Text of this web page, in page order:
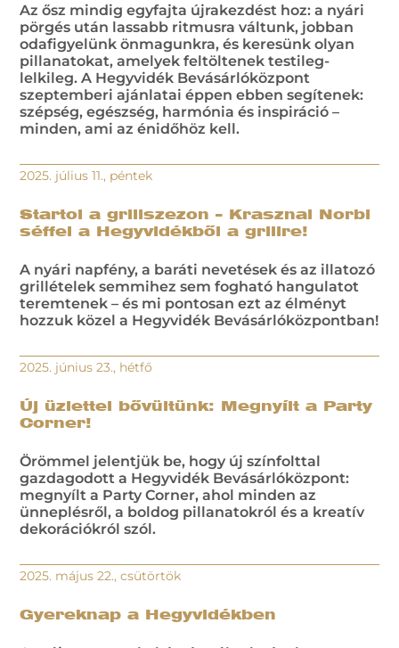
Az ősz mindig egyfajta újrakezdést hoz: a nyári
pörgés után lassabb ritmusra váltunk, jobban
odafigyelünk önmagunkra, és keresünk olyan
pillanatokat, amelyek feltöltenek testileg-
lelkileg. A Hegyvidék Bevásárlóközpont
szeptemberi ajánlatai éppen ebben segítenek:
szépség, egészség, harmónia és inspiráció –
minden, ami az énidőhöz kell.
2025. július 11., péntek
Startol a grillszezon – Krasznai Norbi
séffel a Hegyvidékből a grillre!
A nyári napfény, a baráti nevetések és az illatozó
grillételek semmihez sem fogható hangulatot
teremtenek – és mi pontosan ezt az élményt
hozzuk közel a Hegyvidék Bevásárlóközpontban!
2025. június 23., hétfő
Új üzlettel bővültünk: Megnyílt a Party
Corner!
Örömmel jelentjük be, hogy új színfolttal
gazdagodott a Hegyvidék Bevásárlóközpont:
megnyílt a Party Corner, ahol minden az
ünneplésről, a boldog pillanatokról és a kreatív
dekorációkról szól.
2025. május 22., csütörtök
Gyereknap a Hegyvidékben